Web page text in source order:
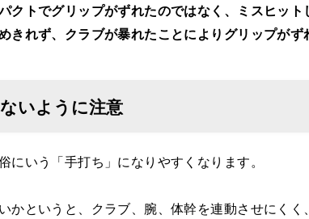
クトでグリップがずれたのではなく、ミスヒッ
きれず、クラブが暴れたことによりグリップがず
いように注意
にいう「手打ち」になりやすくなります。
かというと、クラブ、腕、体幹を連動させにくく